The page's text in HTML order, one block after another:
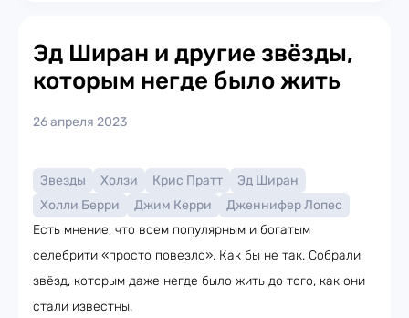
Эд Ширан и другие звёзды,
которым негде было жить
26 апреля 2023
Звезды Холзи Крис Пратт
Эд Ширан
Холли Берри
Джим Керри
Дженнифер Лопес
Есть мнение, что всем популярным и богатым
селебрити «просто повезло». Как бы не так. Собрали
звёзд, которым даже негде было жить до того, как они
стали известны.